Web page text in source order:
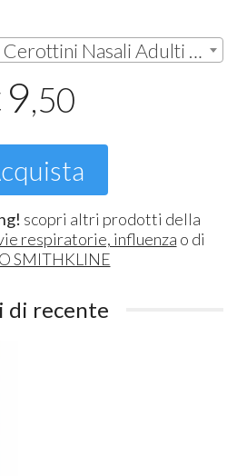
BREATHE RIGHT Cerottini Nasali Adulti Grande Pelli Normali 10 cerotti | € 9,50
9,50
scopri altri prodotti della
respiratorie, influenza o di
SMITHKLINE
di recente